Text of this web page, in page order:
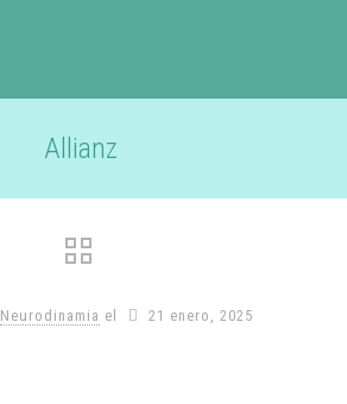
Allianz
Neurodinamia el 21 enero, 2025